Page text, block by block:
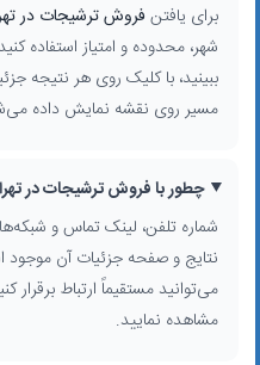
برای یافتن فروش ترشیجات در
شهر، محدوده و امتیاز استفاده
ببینید، با کلیک روی هر نتیجه
مسیر روی نقشه نمایش داده
چطور با فروش ترشیجات در
شماره تلفن، لینک تماس و
نتایج و صفحه جزئیات آن
می‌توانید مستقیماً ارتباط
مشاهده نمایید.